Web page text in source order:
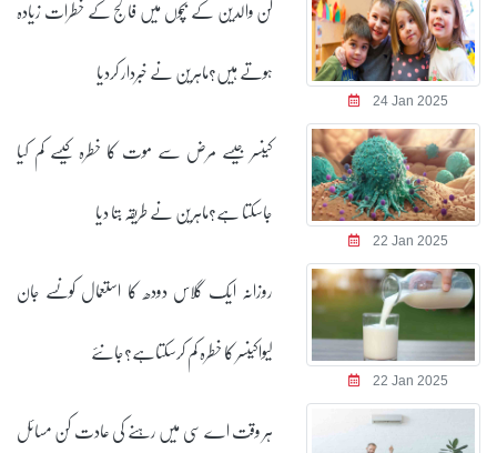
24 Jan 2025
کن والدین کے بچوں میں فالج کے خطرات زیادہ
ہوتے ہیں؟ماہرین نے خبردار کردیا
22 Jan 2025
کینسر جیسے مرض سے موت کا خطرہ کیسے کم کیا
جاسکتا ہے؟ماہرین نے طریقہ بتا دیا
22 Jan 2025
روزانہ ایک گلاس دودھ کا استعمال کونسے جان
لیواکینسر کا خطرہ کم کرسکتاہے؟جانئے
ہر وقت اے سی میں رہنے کی عادت کن مسائل